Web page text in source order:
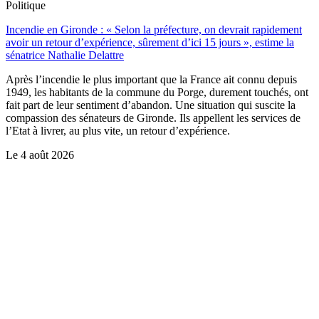
Politique
Incendie en Gironde : « Selon la préfecture, on devrait rapidement
avoir un retour d’expérience, sûrement d’ici 15 jours », estime la
sénatrice Nathalie Delattre
Après l’incendie le plus important que la France ait connu depuis
1949, les habitants de la commune du Porge, durement touchés, ont
fait part de leur sentiment d’abandon. Une situation qui suscite la
compassion des sénateurs de Gironde. Ils appellent les services de
l’Etat à livrer, au plus vite, un retour d’expérience.
Le 4 août 2026